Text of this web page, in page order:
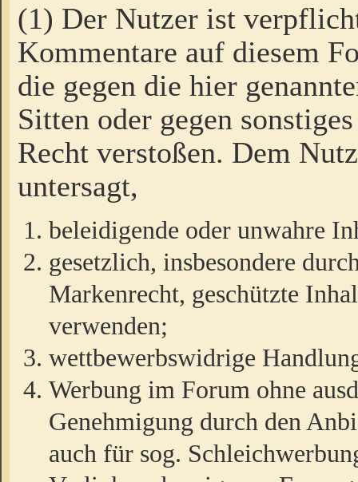
(1) Der Nutzer ist
Kommentare auf diesem
die gegen die hier
Sitten oder gegen
Recht verstoßen. Dem
untersagt,
beleidigende oder unwahre
gesetzlich, insbesondere
Markenrecht, geschützte
verwenden;
wettbewerbswidrige
Werbung im Forum ohne
Genehmigung durch den
auch für sog.